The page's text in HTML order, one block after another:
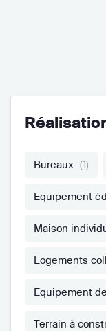
Bureaux (1)
Equipement
Maison
Logements
Equipement
Terrain à